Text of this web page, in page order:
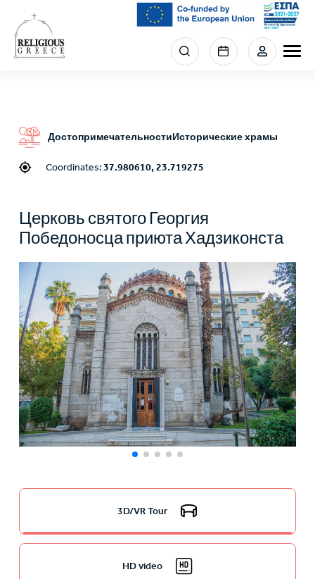
main
content
Menu
section
ДостопримечательностиИсторические храмы
Coordinates:37.980610, 23.719275
Церковь святого Георгия
Победоносца приюта Хадзиконста
3D/VR Tour
HD video